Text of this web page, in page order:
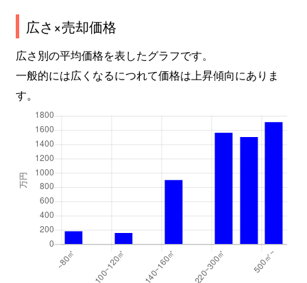
広さ×売却価格
広さ別の平均価格を表したグラフです。
一般的には広くなるにつれて価格は上昇傾向にありま
す。